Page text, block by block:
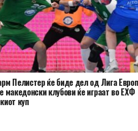
Пелистер ќе биде дел од Лига
македонски клубови ќе играат во ЕХФ
куп